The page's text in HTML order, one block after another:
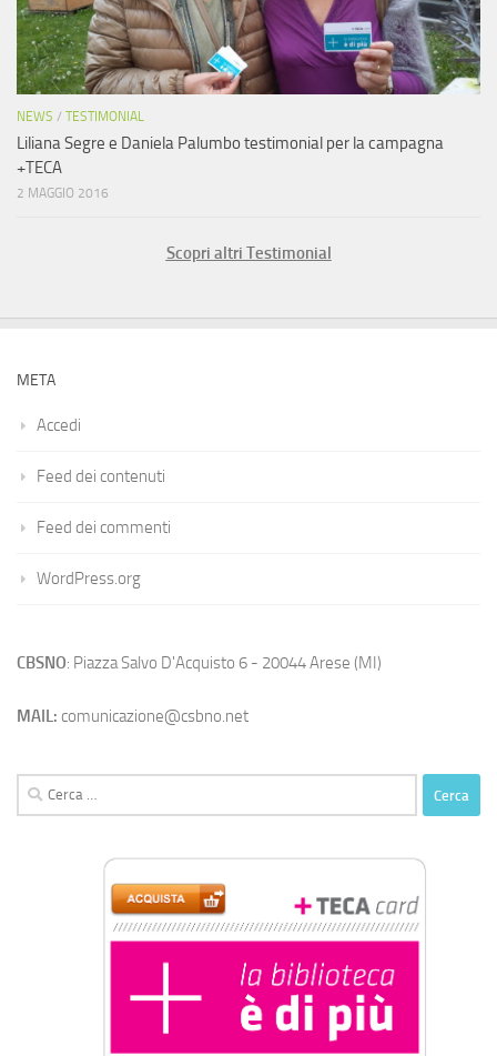
NEWS / TESTIMONIAL
Liliana Segre e Daniela Palumbo testimonial per la campagna
+TECA
2 MAGGIO 2016
Scopri altri Testimonial
META
Accedi
Feed dei contenuti
Feed dei commenti
WordPress.org
CBSNO: Piazza Salvo D'Acquisto 6 - 20044 Arese (MI)
MAIL: comunicazione@csbno.net
Ricerca
per: